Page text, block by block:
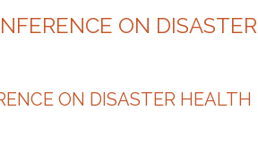
ON DISASTER
ON DISASTER HEALTH